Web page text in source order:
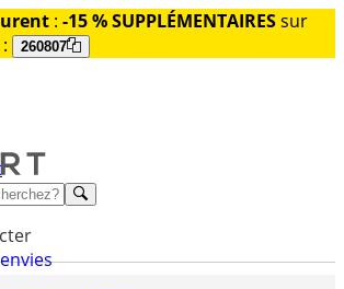
: -15 % SUPPLÉMENTAIRESsur
260807